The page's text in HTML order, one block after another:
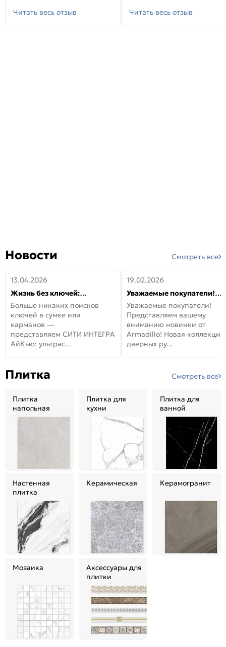
Читать весь отзыв
Читать весь отзыв
Новости Смотреть все
13.04.2026
Жизнь без ключей:
встречайте новую дверь
СИТИ ИНТЕГРА АйКью!
Больше никаких поисков
ключей в сумке или
карманов —
представляем СИТИ ИНТЕГРА
АйКью: ультрас...
19.02.2026
Уважаемые покупатели!
Представляем вашему
вниманию новинки от
Armadillo!
Уважаемые покупатели!
Представляем вашему
вниманию новинки от
Armadillo! Новая коллекция
дверных ру...
Плитка Смотреть все
Плитка
напольная
Плитка для
кухни
Плитка для
ванной
Настенная
плитка
Керамическая Керамогранит
Мозаика
Аксессуары для
плитки